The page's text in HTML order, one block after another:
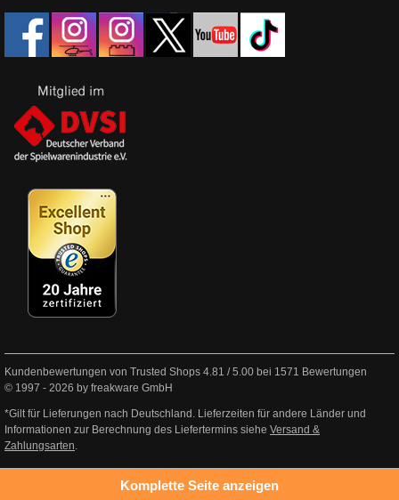
Kundenbewertungen von Trusted Shops 4.81 /5.00 bei 1571 Bewertungen
© 1997 - 2026 by freakware GmbH
*Gilt für Lieferungen nach Deutschland. Lieferzeiten für andere Länder und
Informationen zur Berechnung des Liefertermins siehe Versand &
Zahlungsarten.
Komplette Seite anzeigen